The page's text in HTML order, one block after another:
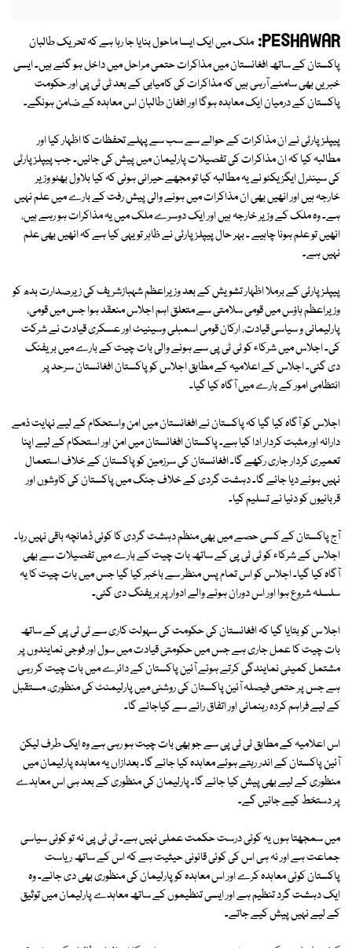
PESHAWAR: ملک میں ایک ایسا ماحول بنایا جا رہا ہے کہ تحریک طالبان
پاکستان کے ساتھ افغانستان میں مذاکرات حتمی مراحل میں داخل ہو گئے ہیں۔ ایسی
خبریں بھی سامنے آرہی ہیں کہ مذاکرات کی کامیابی کے بعد ٹی ٹی پی اور حکومت
پاکستان کے درمیان ایک معاہدہ ہوگا اور افغان طالبان اس معاہدہ کے ضامن ہونگے۔
پیپلزپارٹی نے ان مذاکرات کے حوالے سے سب سے پہلے تحفظات کا اظہار کیا اور
مطالبہ کیا کہ ان مذاکرات کی تفصیلات پارلیمان میں پیش کی جائیں۔ جب پیپلزپارٹی
کی سینٹرل ایگزیکٹو نے یہ مطالبہ کیا تو مجھے حیرانی ہوئی کہ کیا بلاول بھٹو وزیر
خارجہ ہیں اور انھیں بھی ان مذاکرات میں ہونے والی پیش رفت کے بارے میں علم نہیں
ہے۔ وہ ملک کے وزیر خارجہ ہیں اور ایک دوسرے ملک میں یہ مذاکرات ہو رہے ہیں،
انھیں تو علم ہونا چاہیے ۔ بہر حال پیپلزپارٹی نے ظاہر تو یہی کیا ہے کہ انھیں بھی علم
نہیں ہے۔
پیپلزپارٹی کے برملا اظہار تشویش کے بعد وزیراعظم شہبازشریف کی زیرصدارت بدھ کو
وزیراعظم ہاؤس میں قومی سلامتی سے متعلق اہم اجلاس منعقد ہوا جس میں قومی،
پارلیمانی و سیاسی قیادت، ارکان قومی اسمبلی وسینیٹ اور عسکری قیادت نے شرکت
کی۔ اجلاس میں شرکاء کو ٹی ٹی پی سے ہونے والی بات چیت کے بارے میں بریفنگ
دی گئی۔ اجلاس کے اعلامیہ کے مطابق اجلاس کو پاکستان افغانستان سرحد پر
انتظامی امور کے بارے میں آگاہ کیا گیا۔
اجلاس کو آگاہ کیا گیا کہ پاکستان نے افغانستان میں امن واستحکام کے لیے نہایت ذمے
دارانہ اور مثبت کردار ادا کیا ہے۔ پاکستان افغانستان میں امن اور استحکام کے لیے اپنا
تعمیری کردار جاری رکھے گا۔ افغانستان کی سرزمین کو پاکستان کے خلاف استعمال
نہیں ہونے دیا جائے گا۔ دہشت گردی کے خلاف جنگ میں پاکستان کی کاوشوں اور
قربانیوں کو دنیا نے تسلیم کیا۔
آج پاکستان کے کسی حصے میں بھی منظم دہشت گردی کا کوئی ڈھانچہ باقی نہیں رہا۔
اجلاس کے شرکاء کو ٹی ٹی پی کے ساتھ بات چیت کے بارے میں تفصیلات سے بھی
آگاہ کیا گیا۔ اجلاس کو اس تمام پس منظر سے باخبر کیا گیا جس میں بات چیت کا یہ
سلسلہ شروع ہوا اور اس دوران ہونے والے ادوار پر بریفنگ دی گئی۔
اجلا س کو بتایا گیا کہ افغانستان کی حکومت کی سہولت کاری سے ٹی ٹی پی کے ساتھ
بات چیت کا عمل جاری ہے جس میں حکومتی قیادت میں سول اور فوجی نمایندوں پر
مشتمل کمیٹی نمایندگی کرتے ہوئے آئین پاکستان کے دائرے میں بات چیت کر رہی
ہے جس پر حتمی فیصلہ آئین پاکستان کی روشنی میں پارلیمنٹ کی منظوری، مستقبل
کے لیے فراہم کردہ رہنمائی اور اتفاق رائے سے کیاجائے گا۔
اس اعلامیہ کے مطابق ٹی ٹی پی سے جو بھی بات چیت ہو رہی ہے وہ ایک طرف لیکن
آئین پاکستان کے اندر رہتے ہوئے معاہدہ کیا جائے گا۔ بعدازاں یہ معاہدہ پارلیمان میں
منظوری کے لیے بھی پیش کیا جائے گا۔ پارلیمان کی منظوری کے بعد ہی اس معاہدے
پر دستخط کیے جائیں گے۔
میں سمجھتا ہوں یہ کوئی درست حکمت عملی نہیں ہے۔ ٹی ٹی پی نہ تو کوئی سیاسی
جماعت ہے اور نہ ہی اس کی کوئی قانونی حیثیت ہے کہ اس کے ساتھ ریاست
پاکستان کوئی معاہدہ کرے اور اس معاہدہ کو پارلیمان کی منظوری بھی دی جائے۔ وہ
ایک دہشت گرد تنظیم ہے اور ایسی تنظیموں کے ساتھ معاہدے پارلیمان میں توثیق
کے لیے نہیں پیش کیے جاتے۔